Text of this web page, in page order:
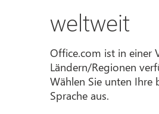
weltweit
Office.com ist in einer
Ländern/Regionen
Wählen Sie unten Ihre
Sprache aus.